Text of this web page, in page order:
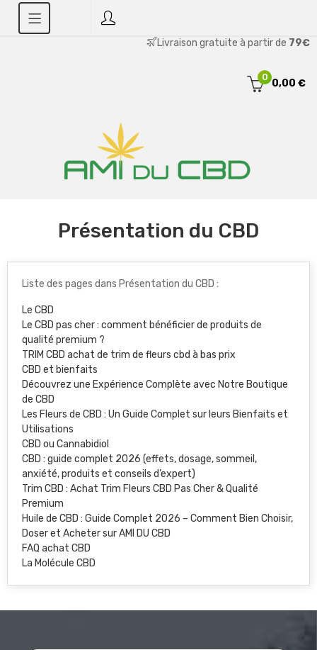
Livraison gratuite à partir de 79€
0
0,00 €
Présentation du CBD
Liste des pages dans Présentation du CBD :
Le CBD
Le CBD pas cher : comment bénéficier de produits de
qualité premium ?
TRIM CBD achat de trim de fleurs cbd à bas prix
CBD et bienfaits
Découvrez une Expérience Complète avec Notre Boutique
de CBD
Les Fleurs de CBD : Un Guide Complet sur leurs Bienfaits et
Utilisations
CBD ou Cannabidiol
CBD : guide complet 2026 (effets, dosage, sommeil,
anxiété, produits et conseils d’expert)
Trim CBD : Achat Trim Fleurs CBD Pas Cher & Qualité
Premium
Huile de CBD : Guide Complet 2026 – Comment Bien Choisir,
Doser et Acheter sur AMI DU CBD
FAQ achat CBD
La Molécule CBD